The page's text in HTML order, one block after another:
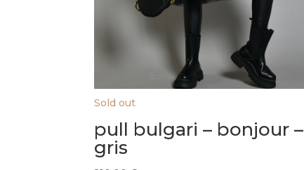
Sold out
pull bulgari – bonjour –
gris